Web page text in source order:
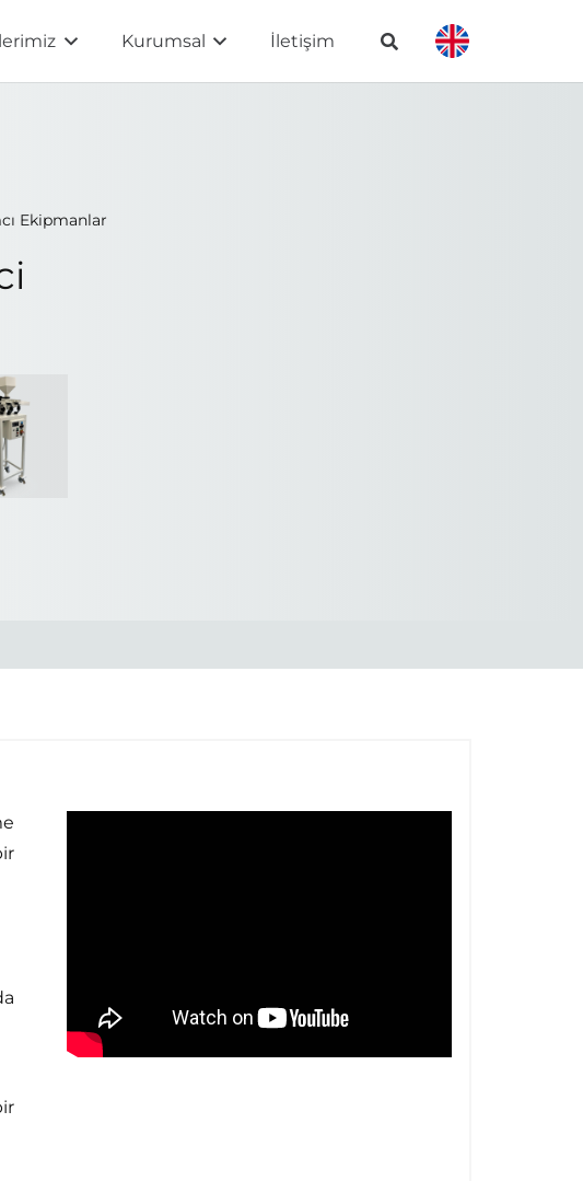
Kurumsal İletişim
Ekipmanlar